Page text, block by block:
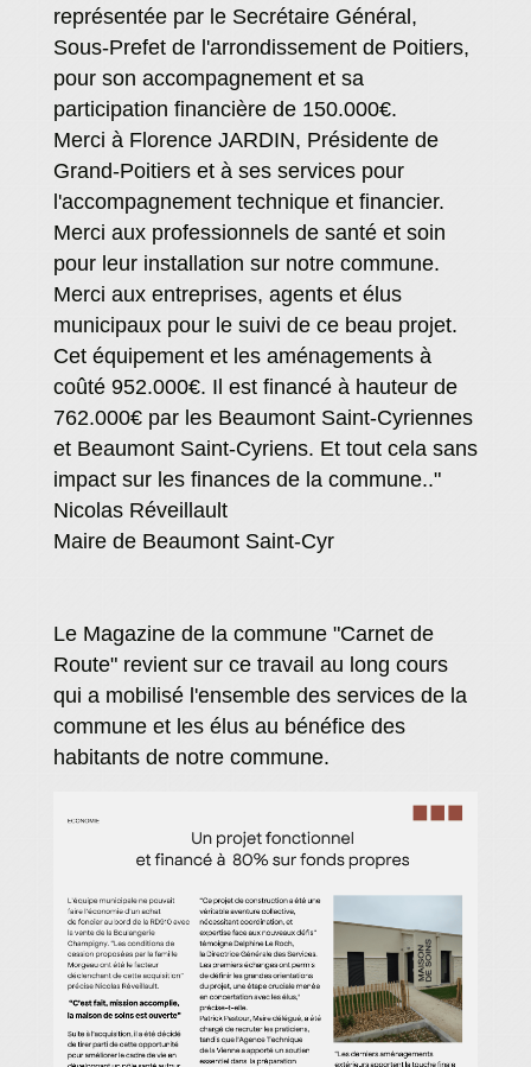
représentée par le Secrétaire Général,
Sous-Prefet de l'arrondissement de Poitiers,
pour son accompagnement et sa
participation financière de 150.000€.
Merci à Florence JARDIN, Présidente de
Grand-Poitiers et à ses services pour
l'accompagnement technique et financier.
Merci aux professionnels de santé et soin
pour leur installation sur notre commune.
Merci aux entreprises, agents et élus
municipaux pour le suivi de ce beau projet.
Cet équipement et les aménagements à
coûté 952.000€. Il est financé à hauteur de
762.000€ par les Beaumont Saint-Cyriennes
et Beaumont Saint-Cyriens. Et tout cela sans
impact sur les finances de la commune.."
Nicolas Réveillault
Maire de Beaumont Saint-Cyr
Le Magazine de la commune "Carnet de
Route" revient sur ce travail au long cours
qui a mobilisé l'ensemble des services de la
commune et les élus au bénéfice des
habitants de notre commune.